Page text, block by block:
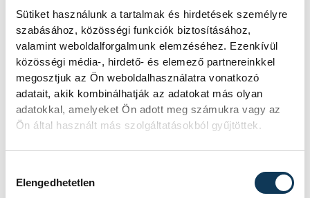
Sütiket használunk a tartalmak és hirdetések személyre
szabásához, közösségi funkciók biztosításához,
valamint weboldalforgalmunk elemzéséhez. Ezenkívül
közösségi média-, hirdető- és elemező partnereinkkel
megosztjuk az Ön weboldalhasználatra vonatkozó
adatait, akik kombinálhatják az adatokat más olyan
adatokkal, amelyeket Ön adott meg számukra vagy az
Ön által használt más szolgáltatásokból gyűjtöttek.
Elengedhetetlen
SZERZŐ,
FOTÓS
vehir.hu
Események
KORÁBBI ESEMÉNYEK BETÖLTÉSE